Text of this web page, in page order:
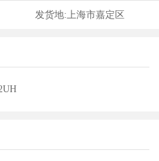
发货地: 上海市嘉定区